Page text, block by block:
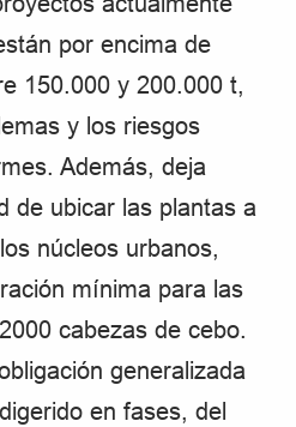
por encima de
150.000 y 200.000 t,
y los riesgos
Además, deja
de ubicar las plantas a
núcleos urbanos,
mínima para las
cabezas de cebo.
generalizada
en fases, del